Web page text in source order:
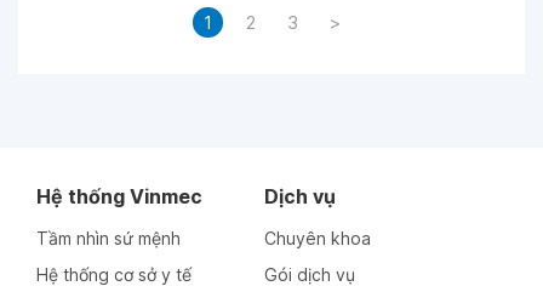
1 2 3 >
Hệ thống Vinmec
Tầm nhìn sứ mệnh
Hệ thống cơ sở y tế
Dịch vụ
Chuyên khoa
Gói dịch vụ